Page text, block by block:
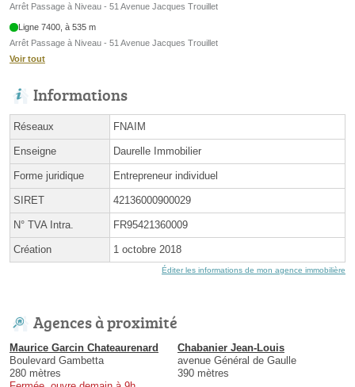
Arrêt Passage à Niveau - 51 Avenue Jacques Trouillet
Ligne 7400, à 535 m
Arrêt Passage à Niveau - 51 Avenue Jacques Trouillet
Voir tout
Informations
Réseaux FNAIM
Enseigne Daurelle Immobilier
Forme juridique Entrepreneur individuel
SIRET 42136000900029
N° TVA Intra. FR95421360009
Création 1 octobre 2018
Éditer les informations de mon agence immobilière
Agences à proximité
Maurice Garcin Chateaurenard
Boulevard Gambetta
280 mètres
Chabanier Jean-Louis
avenue Général de Gaulle
390 mètres